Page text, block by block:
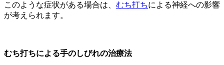
このような症状がある場合は、 むち打ちによる神経への影響
が考えられます。
むち打ちによる手のしびれの治療法